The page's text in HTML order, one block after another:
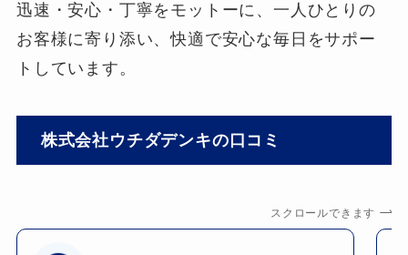
迅速・安心・丁寧をモットーに、一人ひとりの
お客様に寄り添い、快適で安心な毎日をサポー
トしています。
株式会社ウチダデンキの口コミ
スクロールできます